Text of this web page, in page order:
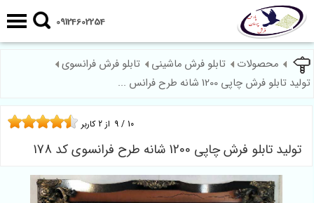
09124602254
محصولات تابلو فرش ماشینی
تابلو فرش فرانسوی
تولید تابلو فرش چاپی 1200 شانه طرح فرانس ...
تولید تابلو فرش چاپی 1200 شانه طرح فرانسوی کد 178
9 / 10 از 2 کاربر